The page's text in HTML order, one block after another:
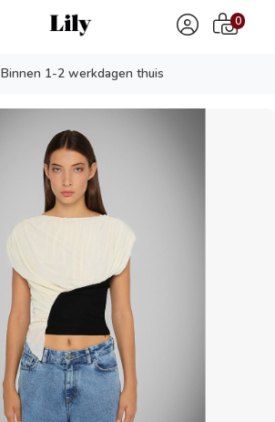
Binnen 1-2 werkdagen thuis
0